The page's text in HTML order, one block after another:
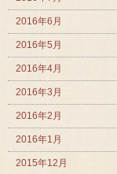
2016年6月
2016年5月
2016年4月
2016年3月
2016年2月
2016年1月
2015年12月